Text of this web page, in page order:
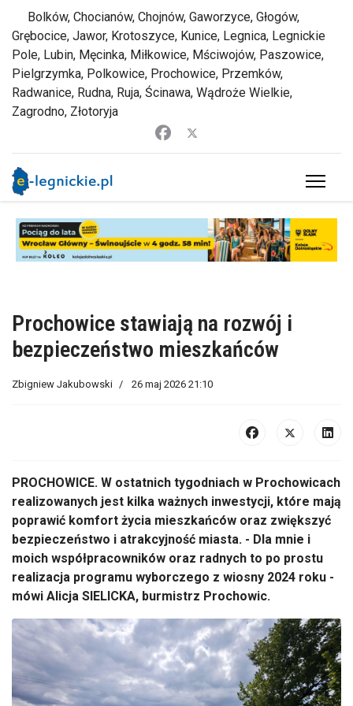
Bolków, Chocianów, Chojnów, Gaworzyce, Głogów,
Grębocice, Jawor, Krotoszyce, Kunice, Legnica, Legnickie
Pole, Lubin, Męcinka, Miłkowice, Mściwojów, Paszowice,
Pielgrzymka, Polkowice, Prochowice, Przemków,
Radwanice, Rudna, Ruja, Ścinawa, Wądroże Wielkie,
Zagrodno, Złotoryja
Prochowice stawiają na rozwój i
bezpieczeństwo mieszkańców
Zbigniew Jakubowski 26 maj 2026 21:10
PROCHOWICE. W ostatnich tygodniach w Prochowicach
realizowanych jest kilka ważnych inwestycji, które mają
poprawić komfort życia mieszkańców oraz zwiększyć
bezpieczeństwo i atrakcyjność miasta. - Dla mnie i
moich współpracowników oraz radnych to po prostu
realizacja programu wyborczego z wiosny 2024 roku -
mówi Alicja SIELICKA, burmistrz Prochowic.